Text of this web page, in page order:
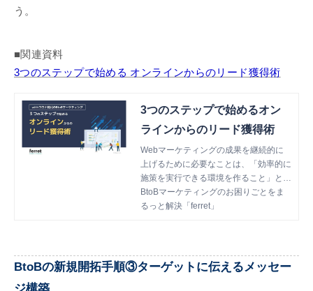
う。
■関連資料
3つのステップで始める オンラインからのリード獲得術
3つのステップで始めるオン
ラインからのリード獲得術
Webマーケティングの成果を継続的に
上げるために必要なことは、「効率的に
施策を実行できる環境を作ること」と
「成功しやすいBtoBマーケティングの
進め方を学ぶこと」の2つです。本書で
もとにオンラインマーケティングを始め
るのに重要な3つのステップについてお
BtoBマーケティングのお困りごとをま
るっと解決「ferret」
BtoBの新規開拓手順③ターゲットに伝えるメッセー